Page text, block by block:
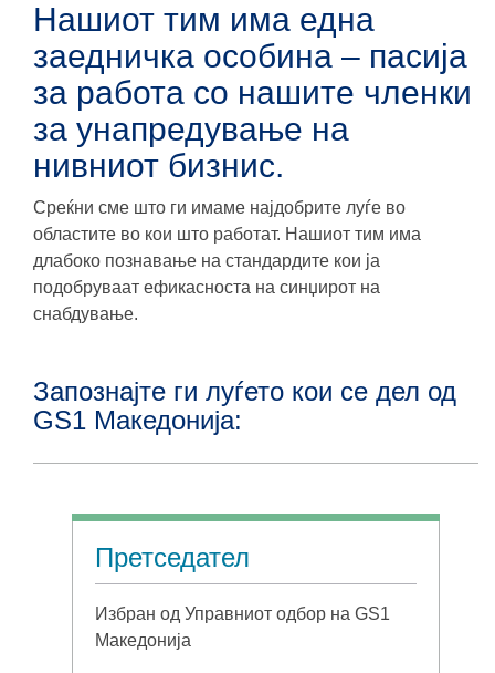
Нашиот тим има една
заедничка особина – пасија
за работа со нашите членки
за унапредување на
нивниот бизнис.
Среќни сме што ги имаме најдобрите луѓе во
областите во кои што работат. Нашиот тим има
длабоко познавање на стандардите кои ја
подобруваат ефикасноста на синџирот на
снабдување.
Запознајте ги луѓето кои се дел од
GS1 Македонија:
Претседател
Избран од Управниот одбор на GS1
Македонија